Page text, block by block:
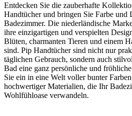
Entdecken Sie die zauberhafte
Handtücher und bringen Sie Farbe und
Badezimmer. Die niederländische
ihre einzigartigen und verspielten
Blüten, charmanten Tieren und einem
sind. Pip Handtücher sind nicht nur
täglichen Gebrauch, sondern auch
Bad eine ganz persönliche und
Sie ein in eine Welt voller bunter
hochwertiger Materialien, die Ihr
Wohlfühloase verwandeln.